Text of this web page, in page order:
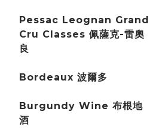
Pessac Leognan Grand
Cru Classes 佩薩克-雷奧
良
Bordeaux 波爾多
Burgundy Wine 布根地
酒